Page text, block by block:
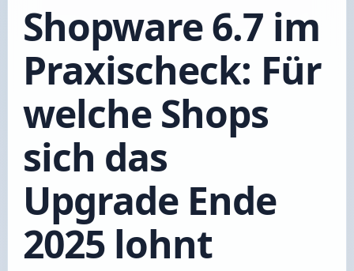
Shopware 6.7 im
Praxischeck: Für
welche Shops
sich das
Upgrade Ende
2025 lohnt